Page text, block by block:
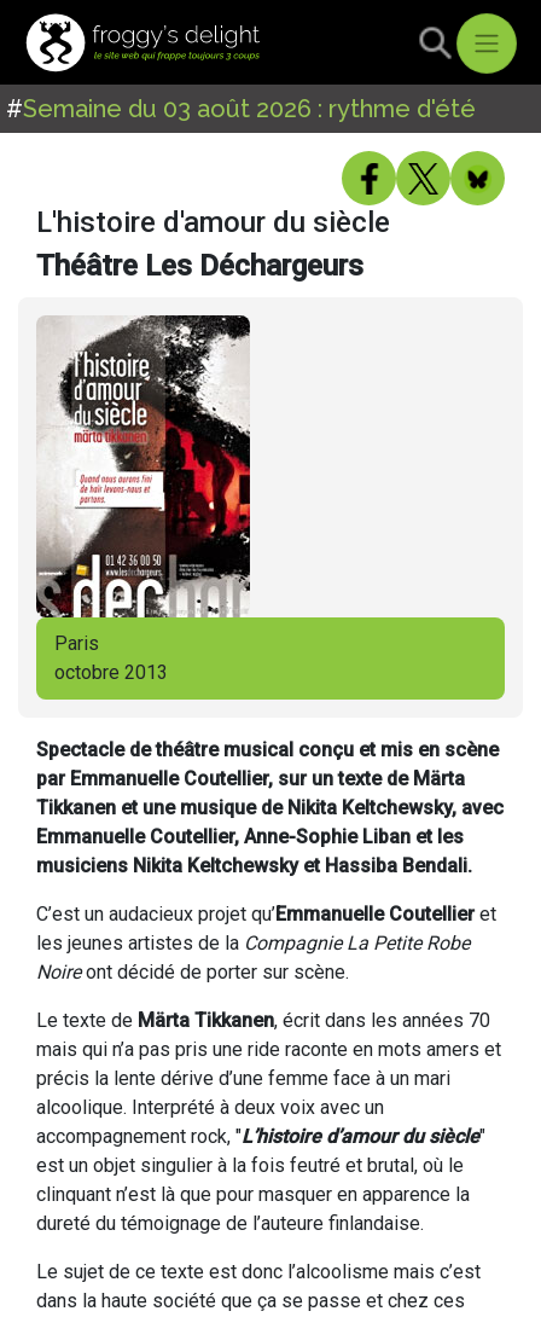
#Semaine du 03 août 2026 : rythme d'été
L'histoire d'amour du siècle
Théâtre Les Déchargeurs
Paris
octobre 2013
Spectacle de théâtre musical conçu et mis en scène
par Emmanuelle Coutellier, sur un texte de Märta
Tikkanen et une musique de Nikita Keltchewsky, avec
Emmanuelle Coutellier, Anne-Sophie Liban et les
musiciens Nikita Keltchewsky et Hassiba Bendali.
C’est un audacieux projet qu’Emmanuelle Coutellieret
les jeunes artistes de la Compagnie La Petite Robe
Noireont décidé de porter sur scène.
Le texte de Märta Tikkanen, écrit dans les années 70
mais qui n’a pas pris une ride raconte en mots amers et
précis la lente dérive d’une femme face à un mari
alcoolique. Interprété à deux voix avec un
accompagnement rock, "L’histoire d’amour du siècle"
est un objet singulier à la fois feutré et brutal, où le
clinquant n’est là que pour masquer en apparence la
dureté du témoignage de l’auteure finlandaise.
Le sujet de ce texte est donc l’alcoolisme mais c’est
dans la haute société que ça se passe et chez ces